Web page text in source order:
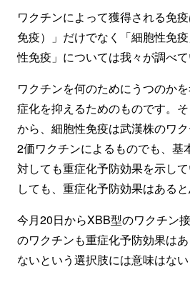
ワクチンによって獲得される免
免疫）」だけでなく「細胞性免
性免疫」については我々が調べて
ワクチンを何のためにうつのか
症化を抑えるためのものです。
から、細胞性免疫は武漢株のワク
2価ワクチンによるものでも、基
対しても重症化予防効果を示し
しても、重症化予防効果はあると
今月20日からXBB型のワクチン
のワクチンも重症化予防効果は
ないという選択肢には意味はない